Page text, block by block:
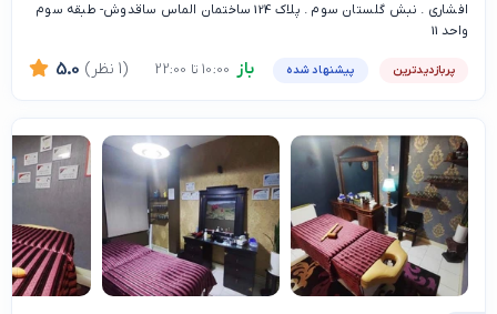
افشاری . نبش گلستان سوم . پلاک 124 ساختمان الماس ساقدوش- طبقه سوم
واحد 11
پربازدیدترین پیشنهاد شده باز 5.0 (1 نظر)